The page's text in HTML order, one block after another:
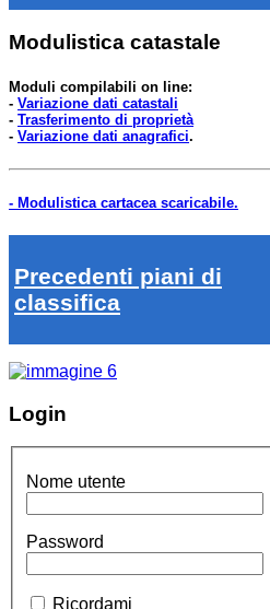
Modulistica catastale
Moduli compilabili on line:
- Variazione dati catastali
- Trasferimento di proprietà
- Variazione dati anagrafici.
- Modulistica cartacea scaricabile.
Precedenti piani di
classifica
Login
Nome utente
Password
Ricordami